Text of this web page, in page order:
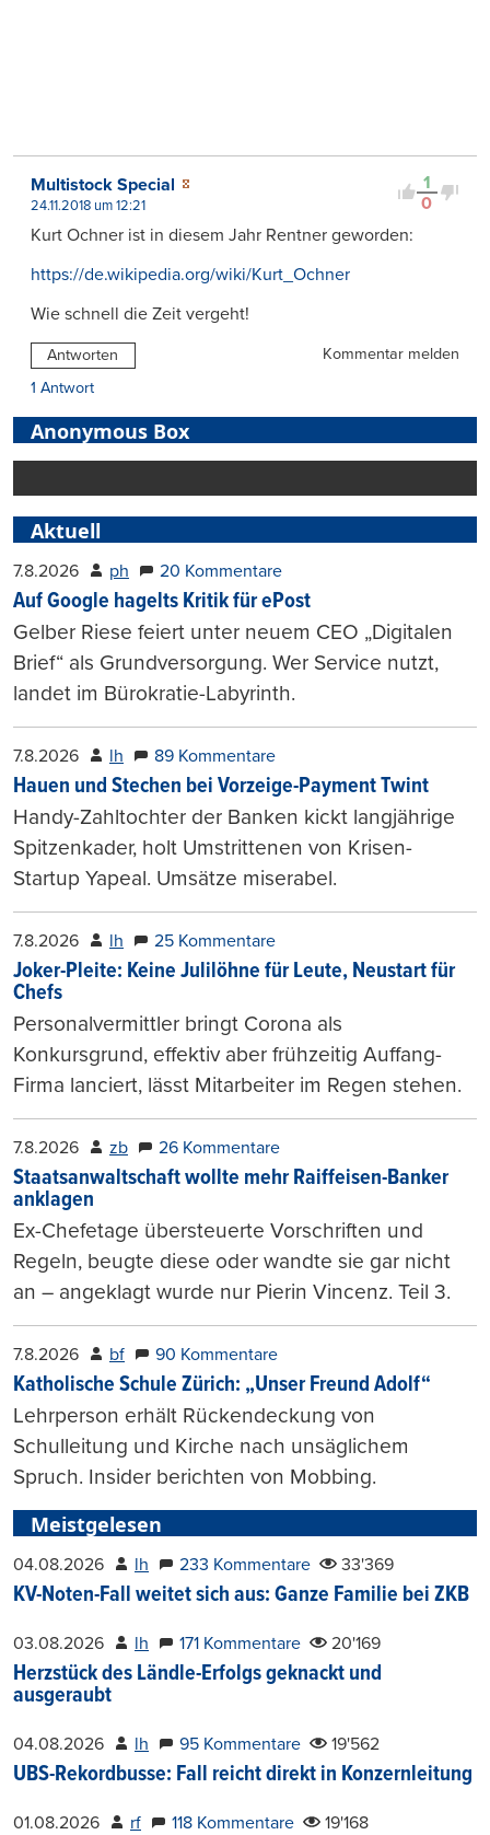
1
0
Multistock Special
24.11.2018 um 12:21
Kurt Ochner ist in diesem Jahr Rentner geworden:
https://de.wikipedia.org/wiki/Kurt_Ochner
Wie schnell die Zeit vergeht!
Antworten
Kommentar melden
1 Antwort
Anonymous Box
Aktuell
7.8.2026 ph 20 Kommentare
Auf Google hagelts Kritik für ePost
Gelber Riese feiert unter neuem CEO „Digitalen
Brief“ als Grundversorgung. Wer Service nutzt,
landet im Bürokratie-Labyrinth.
7.8.2026 lh 89 Kommentare
Hauen und Stechen bei Vorzeige-Payment Twint
Handy-Zahltochter der Banken kickt langjährige
Spitzenkader, holt Umstrittenen von Krisen-
Startup Yapeal. Umsätze miserabel.
7.8.2026 lh 25 Kommentare
Joker-Pleite: Keine Julilöhne für Leute, Neustart für
Chefs
Personalvermittler bringt Corona als
Konkursgrund, effektiv aber frühzeitig Auffang-
Firma lanciert, lässt Mitarbeiter im Regen stehen.
7.8.2026 zb 26 Kommentare
Staatsanwaltschaft wollte mehr Raiffeisen-Banker
anklagen
Ex-Chefetage übersteuerte Vorschriften und
Regeln, beugte diese oder wandte sie gar nicht
an – angeklagt wurde nur Pierin Vincenz. Teil 3.
7.8.2026 bf 90 Kommentare
Katholische Schule Zürich: „Unser Freund Adolf“
Lehrperson erhält Rückendeckung von
Schulleitung und Kirche nach unsäglichem
Spruch. Insider berichten von Mobbing.
Meistgelesen
04.08.2026 lh 233 Kommentare 33'369
KV-Noten-Fall weitet sich aus: Ganze Familie bei ZKB
03.08.2026 lh 171 Kommentare 20'169
Herzstück des Ländle-Erfolgs geknackt und
ausgeraubt
04.08.2026 lh 95 Kommentare 19'562
UBS-Rekordbusse: Fall reicht direkt in Konzernleitung
01.08.2026 rf 118 Kommentare 19'168